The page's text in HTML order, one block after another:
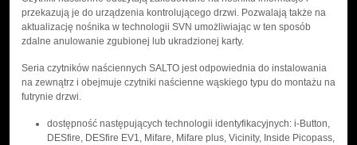
przekazują je do urządzenia kontrolującego drzwi. Pozwalają także na
aktualizację nośnika w technologii SVN umożliwiając w ten sposób
zdalne anulowanie zgubionej lub ukradzionej karty.
Seria czytników naściennych SALTO jest odpowiednia do instalowania
na zewnątrz i obejmuje czytniki naścienne wąskiego typu do montażu na
futrynie drzwi.
dostępność następujących technologii identyfikacyjnych: i-Button,
DESfire, DESfire EV1, Mifare, Mifare plus, Vicinity, Inside Picopass,